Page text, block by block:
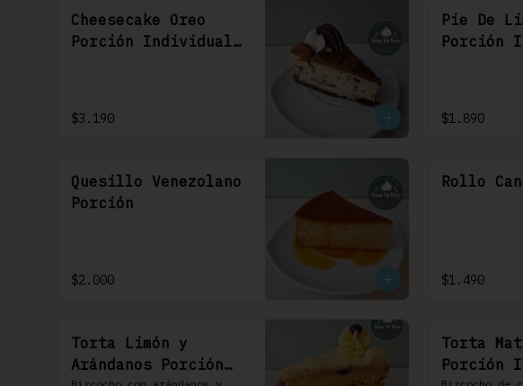
Cheesecake Oreo
Porción Individual
$3.190
Pie De
Porción
$1.890
Quesillo Venezolano
Porción
$2.000
Rollo
$1.490
Torta Limón y
Arándanos Porción
Torta
Porción